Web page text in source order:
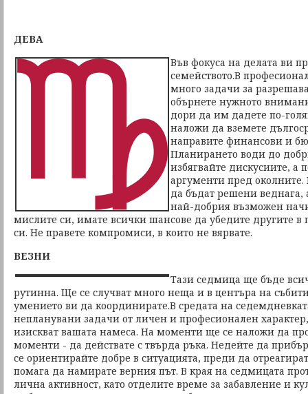
ДЕВА
Във фокуса на делата ви
семейството.В
много задачи за
обърнете нужното
дори да им дадете по-
наложи да вземете
направите финансови и
Планирането води до
избягвайте дискусиите, а
аргументи пред
да бъдат решени
най-добрия възможен
мислите си, имате всички шансове да убедите другите в
си. Не правете компромиси, в които не вярвате.
ВЕЗНИ
Тази седмица ще бъде
рутинна. Ще се случват много неща и в центъра на
умението ви да координирате.В средата на
непланувани задачи от личен и професионален
изискват вашата намеса. На моменти ще се наложи да
моменти - да действате с твърда ръка. Недейте да
се ориентирайте добре в ситуацията, преди да
помага да намирате верния път. В края на седмицата
лична активност, като отделите време за забавление и